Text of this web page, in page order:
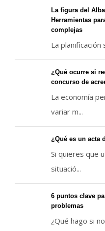
La figura del
Herramientas
complejas
La planificación
¿Qué ocurre si
concurso de
La economía
variar m...
¿Qué es un acta
Si quieres que
situació...
6 puntos clave
problemas
¿Qué hago si